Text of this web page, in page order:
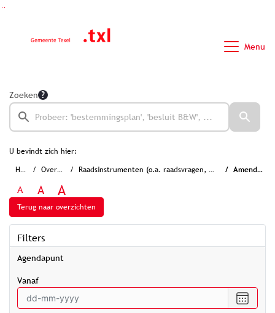
Menu
Zoeken
U bevindt zich hier:
Home Overzichten Raadsinstrumenten (o.a. raadsvragen, moties en amendementen) Amendementen
A A A
Terug naar overzichten
Filters
Agendapunt
vanaf
een